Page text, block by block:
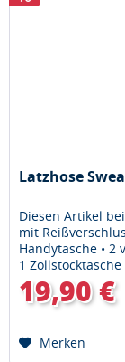
Latzhose
Diesen Artikel
mit
Handytasche • 2
1
Rückenteil •...
19,90 €
Merken